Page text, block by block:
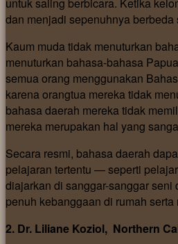
dan menjadi sepenuhnya
Kaum muda tidak menuturkan
menuturkan bahasa-bahasa
semua orang menggunakan
karena orangtua mereka tidak
bahasa daerah mereka tidak
mereka merupakan hal yang
Secara resmi, bahasa daerah
pelajaran tertentu — seperti
diajarkan di sanggar-sanggar
penuh kebanggaan di rumah
2. Dr. Liliane Koziol, Northern